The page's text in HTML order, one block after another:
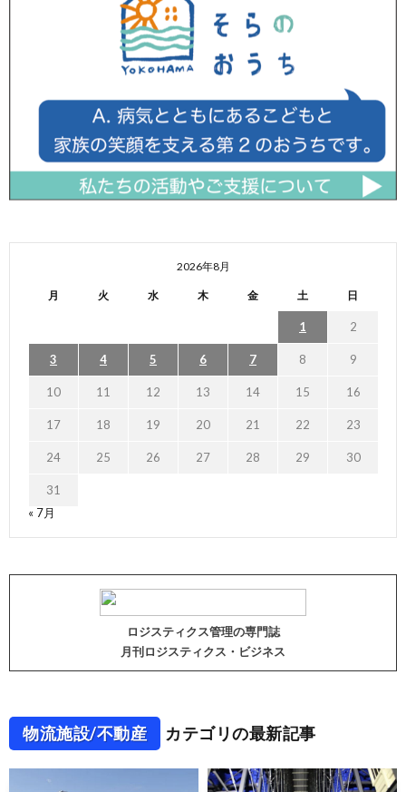
2026年8月
月 火 水 木 金 土 日
1 2
3 4 5 6 7 8 9
10 11 12 13 14 15 16
17 18 19 20 21 22 23
24 25 26 27 28 29 30
31
« 7月
ロジスティクス管理の専門誌
月刊ロジスティクス・ビジネス
物流施設/不動産 カテゴリの最新記事